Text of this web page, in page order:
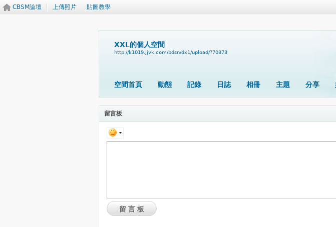
CBSM論壇 上傳照片 貼圖教學
XXL的個人空間
http://k1019.jjvk.com/bdsn/dx1/upload/?70373
空間首頁 動態 記錄 日誌 相冊 主題 分享
留言板
留言板